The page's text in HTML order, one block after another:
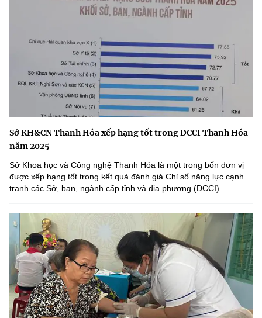
Sở KH&CN Thanh Hóa xếp hạng tốt trong DCCI Thanh Hóa
năm 2025
Sở Khoa học và Công nghệ Thanh Hóa là một trong bốn đơn vị
được xếp hạng tốt trong kết quả đánh giá Chỉ số năng lực cạnh
tranh các Sở, ban, ngành cấp tỉnh và địa phương (DCCI)...